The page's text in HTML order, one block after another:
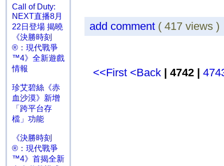
Call of Duty:
NEXT直播8月
22日登場 揭曉
《決勝時刻
®：現代戰爭
™4》全新遊戲
情報
珍艾碧絲《赤
血沙漠》新增
「跨平台存
檔」功能
《決勝時刻
®：現代戰爭
™4》首揭全新
add comment ( 417
<<First <Back | 4742 |